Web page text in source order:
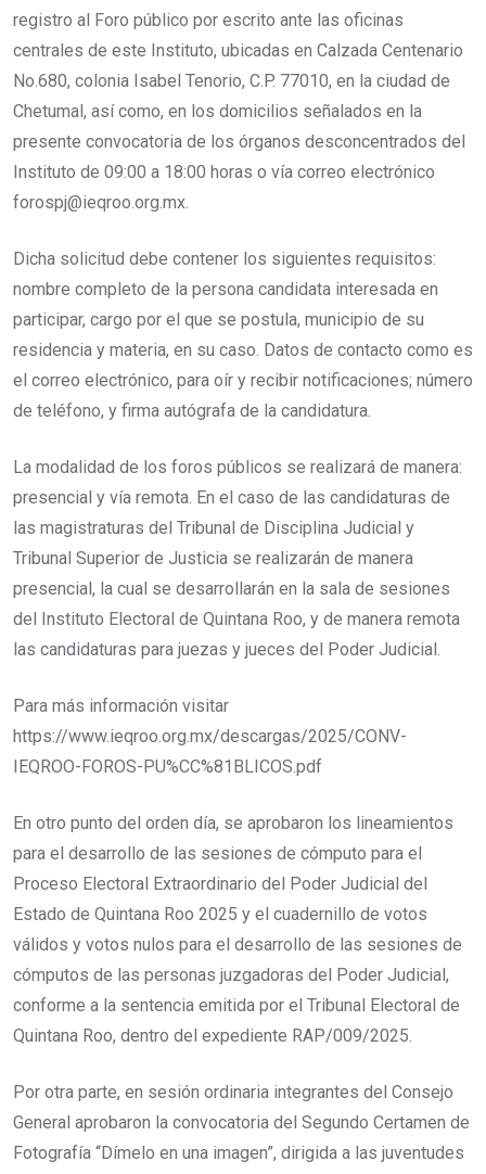
registro al Foro público por escrito ante las oficinas
centrales de este Instituto, ubicadas en Calzada Centenario
No.680, colonia Isabel Tenorio, C.P. 77010, en la ciudad de
Chetumal, así como, en los domicilios señalados en la
presente convocatoria de los órganos desconcentrados del
Instituto de 09:00 a 18:00 horas o vía correo electrónico
forospj@ieqroo.org.mx.
Dicha solicitud debe contener los siguientes requisitos:
nombre completo de la persona candidata interesada en
participar, cargo por el que se postula, municipio de su
residencia y materia, en su caso. Datos de contacto como es
el correo electrónico, para oír y recibir notificaciones; número
de teléfono, y firma autógrafa de la candidatura.
La modalidad de los foros públicos se realizará de manera:
presencial y vía remota. En el caso de las candidaturas de
las magistraturas del Tribunal de Disciplina Judicial y
Tribunal Superior de Justicia se realizarán de manera
presencial, la cual se desarrollarán en la sala de sesiones
del Instituto Electoral de Quintana Roo, y de manera remota
las candidaturas para juezas y jueces del Poder Judicial.
Para más información visitar
https://www.ieqroo.org.mx/descargas/2025/CONV-
IEQROO-FOROS-PU%CC%81BLICOS.pdf
En otro punto del orden día, se aprobaron los lineamientos
para el desarrollo de las sesiones de cómputo para el
Proceso Electoral Extraordinario del Poder Judicial del
Estado de Quintana Roo 2025 y el cuadernillo de votos
válidos y votos nulos para el desarrollo de las sesiones de
cómputos de las personas juzgadoras del Poder Judicial,
conforme a la sentencia emitida por el Tribunal Electoral de
Quintana Roo, dentro del expediente RAP/009/2025.
Por otra parte, en sesión ordinaria integrantes del Consejo
General aprobaron la convocatoria del Segundo Certamen de
Fotografía “Dímelo en una imagen”, dirigida a las juventudes